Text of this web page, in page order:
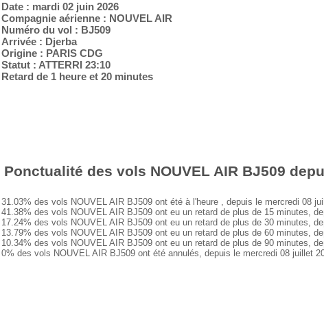
Date : mardi 02 juin 2026
Compagnie aérienne : NOUVEL AIR
Numéro du vol : BJ509
Arrivée : Djerba
Origine : PARIS CDG
Statut : ATTERRI 23:10
Retard de 1 heure et 20 minutes
Ponctualité des vols NOUVEL AIR BJ509
31.03% des vols NOUVEL AIR BJ509 ont été à l'heure , depuis le mercredi 08
41.38% des vols NOUVEL AIR BJ509 ont eu un retard de plus de 15 minutes,
17.24% des vols NOUVEL AIR BJ509 ont eu un retard de plus de 30 minutes,
13.79% des vols NOUVEL AIR BJ509 ont eu un retard de plus de 60 minutes,
10.34% des vols NOUVEL AIR BJ509 ont eu un retard de plus de 90 minutes,
0% des vols NOUVEL AIR BJ509 ont été annulés, depuis le mercredi 08 juillet